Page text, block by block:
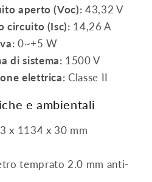
aperto (Voc): 43,32 V
circuito (Isc): 14,26 A
0~+5 W
di sistema: 1500 V
elettrica: Classe II
e ambientali
x 1134 x 30 mm
temprato 2.0 mm anti-